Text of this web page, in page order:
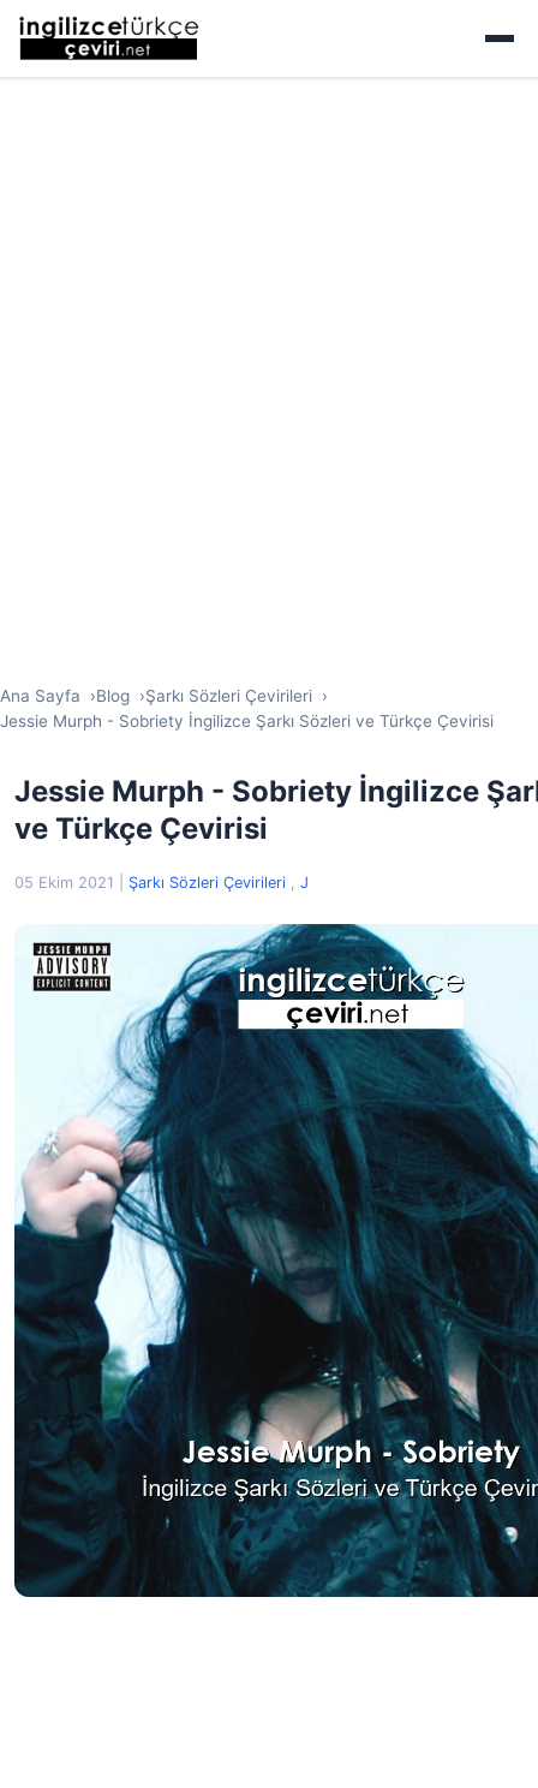
Ana Sayfa Blog
Şarkı Sözleri Çevirileri
Jessie Murph - Sobriety İngilizce Şarkı Sözleri ve Türkçe Çevirisi
Jessie Murph - Sobriety İngilizce
ve Türkçe Çevirisi
05 Ekim 2021 Şarkı Sözleri Çevirileri , J